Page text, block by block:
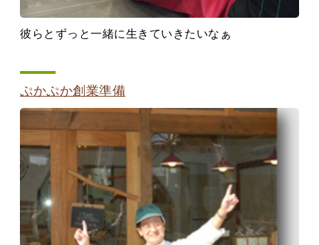
彼らとずっと一緒に生きていきたいなぁ
ぷかぷか創業準備